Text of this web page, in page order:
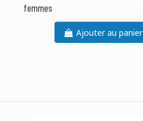
femmes
Ajouter au panier